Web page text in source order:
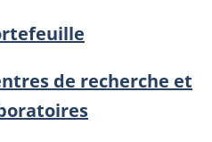
de recherche et